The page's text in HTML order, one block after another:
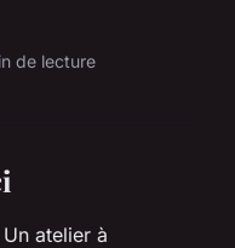
de lecture
atelier à